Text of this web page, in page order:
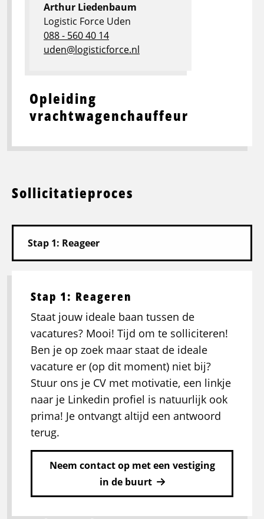
Opleiding
vrachtwagenchauffeur
Arthur Liedenbaum
Logistic Force Uden
088 - 560 40 14
uden@logisticforce.nl
Sollicitatieproces
Stap 1: Reageren
Staat jouw ideale baan tussen de
vacatures? Mooi! Tijd om te solliciteren!
Ben je op zoek maar staat de ideale
vacature er (op dit moment) niet bij?
Stuur ons je CV met motivatie, een linkje
naar je Linkedin profiel is natuurlijk ook
prima! Je ontvangt altijd een antwoord
terug.
Neem contact op met een vestiging
in de buurt